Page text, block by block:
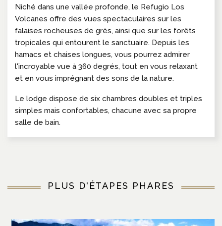
Niché dans une vallée profonde, le Refugio Los
Volcanes offre des vues spectaculaires sur les
falaises rocheuses de grès, ainsi que sur les forêts
tropicales qui entourent le sanctuaire. Depuis les
hamacs et chaises longues, vous pourrez admirer
l'incroyable vue à 360 degrés, tout en vous relaxant
et en vous imprégnant des sons de la nature.
Le lodge dispose de six chambres doubles et triples
simples mais confortables, chacune avec sa propre
salle de bain.
PLUS D'ÉTAPES PHARES